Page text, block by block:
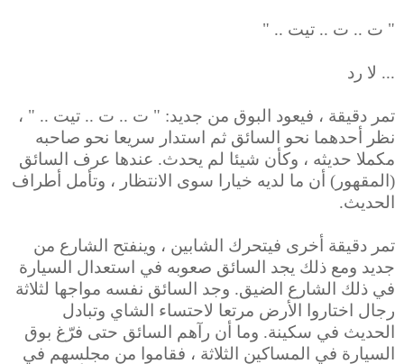
" ت .. ت .. تيت .. "
... لا رد
تمر دقيقة ، فيعود البوق من جديد: " ت .. ت .. تيت .. " ،
نظر أحدهما نحو السائق ثم استدار سريعا نحو صاحبه
مكملا حديثه ، وكأن شيئا لم يحدث. عندها عرف السائق
(المقهور) أن ما لديه خيارا سوى الانتظار ، وتأمل أطراف
الحديث.
تمر دقيقة أخرى فيتحرك الشابين ، وينفتح الشارع من
جديد ومع ذلك يجد السائق صعوبه في استعدال السيارة
في ذلك الشارع الضيق. وجد السائق نفسه مواجها لثلاثة
رجال اختاروا الأرض مرتعا لاحتساء الشاي وتبادل
الحديث في سكينة. وما أن رآهم السائق حتى فرّغ بوق
السيارة في المساكين الثلاثة ، فقاموا من مجلسهم في